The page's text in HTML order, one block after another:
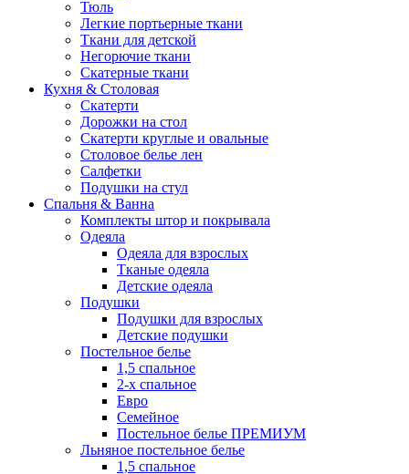
Тюль
Легкие портьерные ткани
Ткани для детской
Негорючие ткани
Скатерные ткани
Кухня & Столовая
Скатерти
Дорожки на стол
Скатерти круглые и овальные
Столовое белье лен
Салфетки
Подушки на стул
Спальня & Ванна
Комплекты штор и покрывала
Одеяла
Одеяла для взрослых
Тканые одеяла
Детские одеяла
Подушки
Подушки для взрослых
Детские подушки
Постельное белье
1,5 спальное
2-х спальное
Евро
Семейное
Постельное белье ПРЕМИУМ
Льняное постельное белье
1,5 спальное